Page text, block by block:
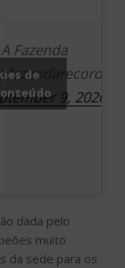
Fazenda
9, 2020
de
dada pelo
muito
da sede para os